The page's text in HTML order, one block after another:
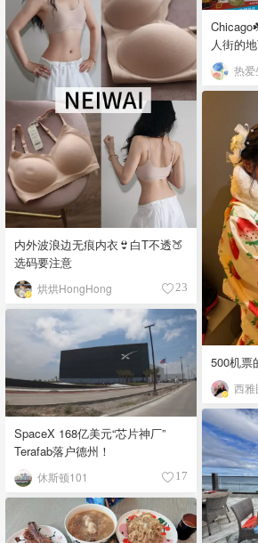
人街的
内外波浪边无痕内衣👙白T不透🍑
选码要注意
烘烘HongHong 23
500机票
西雅
SpaceX 168亿美元“芯片神厂”
Terafab落户德州！
休斯顿101 17